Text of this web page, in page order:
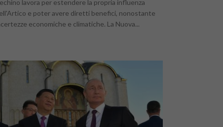
lavora per estendere la propria influenza
e poter avere diretti benefici, nonostante
economiche e climatiche. La Nuova...